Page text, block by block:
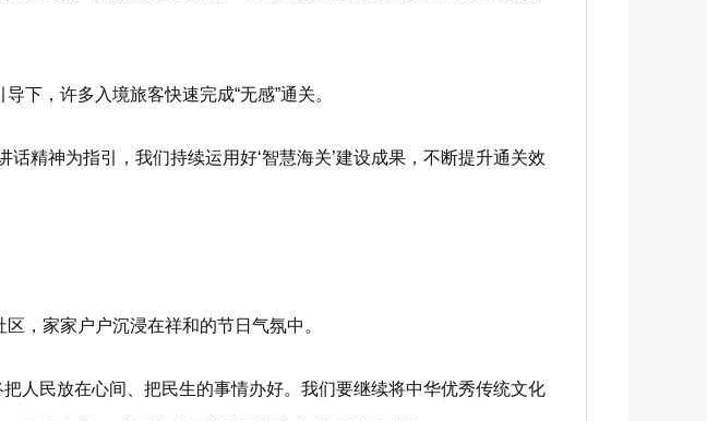
，许多入境旅客快速完成“无感”通关。
神为指引，我们持续运用好‘智慧海关’建设成果，不断提升通关效
，家家户户沉浸在祥和的节日气氛中。
人民放在心间、把民生的事情办好。我们要继续将中华优秀传统文化